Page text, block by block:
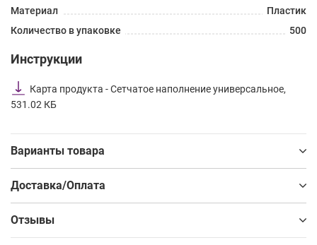
Материал
Пластик
Количество в упаковке
500
Инструкции
Карта продукта - Сетчатое наполнение универсальное,
531.02 КБ
Варианты товара
Доставка/Оплата
Отзывы